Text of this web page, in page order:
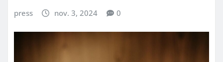
press nov. 3, 2024 0